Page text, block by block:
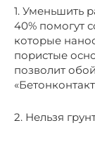
1. Уменьшить
40% помогут
которые
пористые
позволит
2. Нельзя